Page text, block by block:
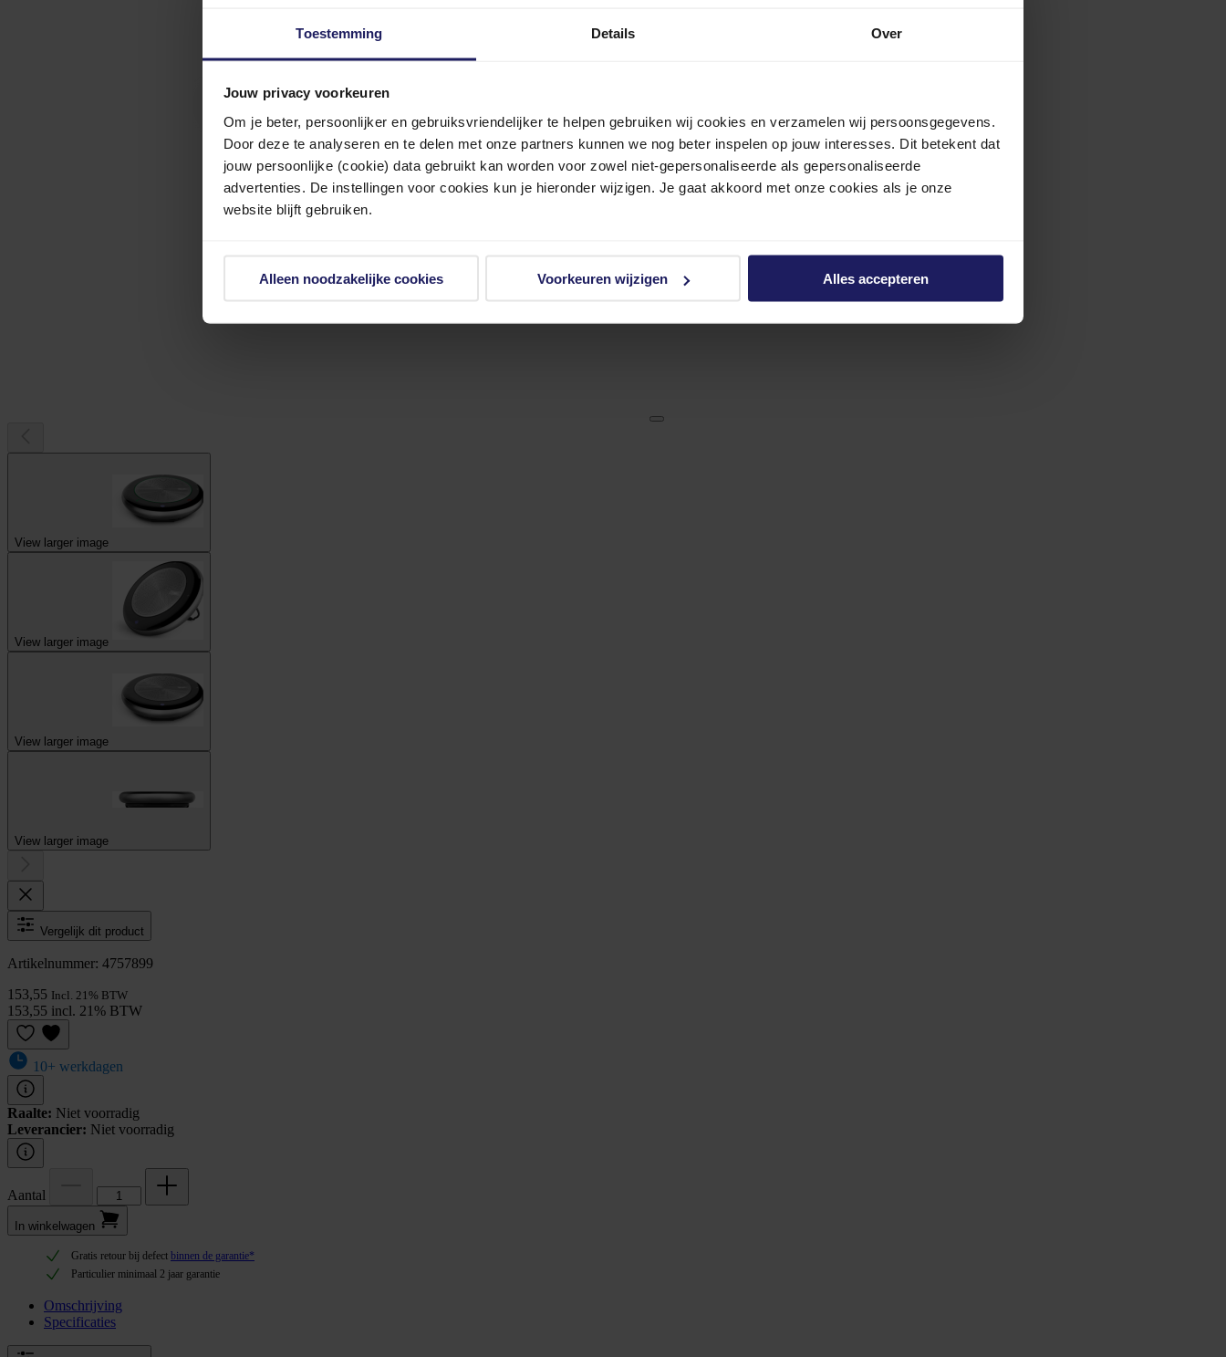
Toestemming Details Over
Jouw privacy voorkeuren
Om je beter, persoonlijker en gebruiksvriendelijker te helpen gebruiken wij cookies en verzamelen wij persoonsgegevens.
Door deze te analyseren en te delen met onze partners kunnen we nog beter inspelen op jouw interesses. Dit betekent dat
jouw persoonlijke (cookie) data gebruikt kan worden voor zowel niet-gepersonaliseerde als gepersonaliseerde
advertenties. De instellingen voor cookies kun je hieronder wijzigen. Je gaat akkoord met onze cookies als je onze
website blijft gebruiken.
Alleen noodzakelijke cookies Voorkeuren wijzigen Alles accepteren
View larger image
View larger image
View larger image
View larger image
Vergelijk dit product
Artikelnummer: 4757899
153,55 Incl. 21% BTW
153,55 incl. 21% BTW
10+ werkdagen
Raalte: Niet voorradig
Leverancier: Niet voorradig
Aantal
In winkel­wagen
Gratis retour bij defect binnen de garantie*
Particulier minimaal 2 jaar garantie
Omschrijving
Specificaties